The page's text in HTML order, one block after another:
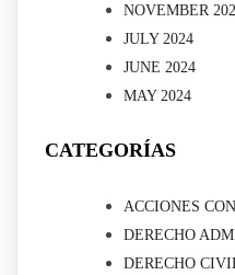
NOVEMBER
JULY 2024
JUNE 2024
MAY 2024
CATEGORÍAS
ACCIONES
DERECHO
DERECHO